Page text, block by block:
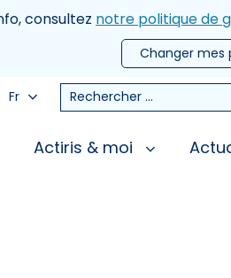
consultez notre politique de
Changer mes
Fr Rechercher
Actiris & moi